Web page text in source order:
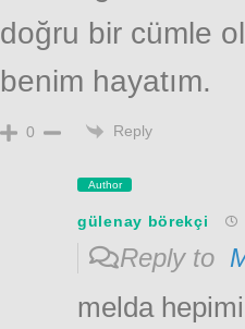
doğru bir cümle
benim hayatım.
0 Reply
Author
gülenay börekçi
Reply to
melda